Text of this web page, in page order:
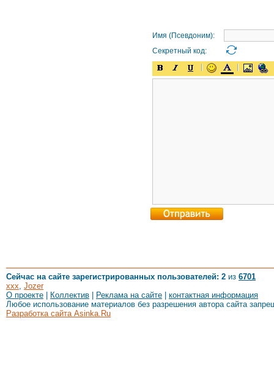
Имя (Псевдоним):
Секретный код:
Сейчас на сайте зарегистрированных пользователей: 2 из 6701
xxx, Jozer
О проекте
Коллектив Реклама на сайте
контактная информация
Любое использование материалов без разрешения автора сайта
Разработка сайта Asinka.Ru